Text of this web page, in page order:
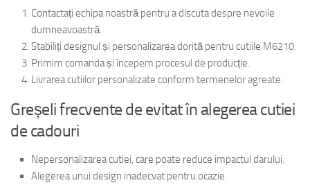
Contactați echipa noastră pentru a discuta despre nevoile
dumneavoastră.
Stabiliți designul și personalizarea dorită pentru cutiile M6210.
Primim comanda și începem procesul de producție.
Livrarea cutiilor personalizate conform termenelor agreate.
Greșeli frecvente de evitat în alegerea cutiei
de cadouri
Nepersonalizarea cutiei, care poate reduce impactul darului.
Alegerea unui design inadecvat pentru ocazie.